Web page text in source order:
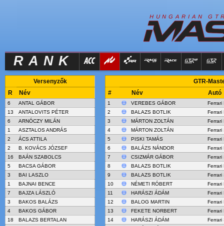
H U N G A R I A N G T
RANK
Versenyzők
R
Név
6
ANTAL GÁBOR
13
ANTALOVITS PÉTER
6
ARNÓCZY MILÁN
1
ASZTALOS ANDRÁS
2
ÁCS ATTILA
2
B. KOVÁCS JÓZSEF
16
BAÁN SZABOLCS
5
BACSA GÁBOR
3
BAI LASZLO
1
BAJNAI BENCE
7
BAJZA LÁSZLÓ
3
BAKOS BALÁZS
4
BAKOS GÁBOR
18
BALAZS BERTALAN
GTR-
#
Név Autó
1 VEREBES GÁBOR
Ferrari
2
BALAZS BOTLIK
Ferrari
3
MÁRTON ZOLTÁN
Ferrari
4
MÁRTON ZOLTÁN
Ferrari
5
PISKI TAMÁS
Ferrari
6
BALÁZS NÁNDOR
Ferrari
7
CSIZMÁR GÁBOR
Ferrari
8
BALAZS BOTLIK
Ferrari
9
BALAZS BOTLIK
Ferrari
10
NÉMETI RÓBERT
Ferrari
11
HARÁSZI ÁDÁM
Ferrari
12
BALOG MARTIN
Ferrari
13
FEKETE NORBERT
Ferrari
14
HARÁSZI ÁDÁM
Ferrari